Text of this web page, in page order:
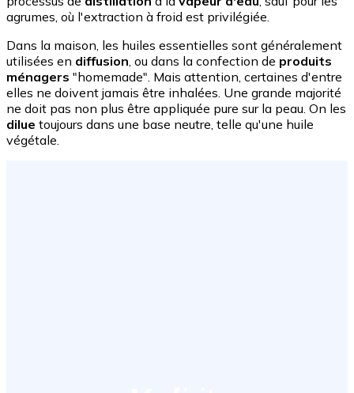
agrumes, où l'extraction à froid est privilégiée.
Dans la maison, les huiles essentielles sont généralement
utilisées en diffusion, ou dans la confection de produits
ménagers "homemade". Mais attention, certaines d'entre
elles ne doivent jamais être inhalées. Une grande majorité
ne doit pas non plus être appliquée pure sur la peau. On les
dilue toujours dans une base neutre, telle qu'une huile
végétale.